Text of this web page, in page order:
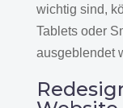
wichtig sind,
Tablets oder
ausgeblendet